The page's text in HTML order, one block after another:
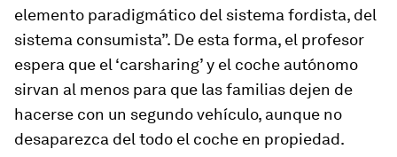
elemento paradigmático del sistema fordista, del
sistema consumista”. De esta forma, el profesor
espera que el ‘carsharing’ y el coche autónomo
sirvan al menos para que las familias dejen de
hacerse con un segundo vehículo, aunque no
desaparezca del todo el coche en propiedad.